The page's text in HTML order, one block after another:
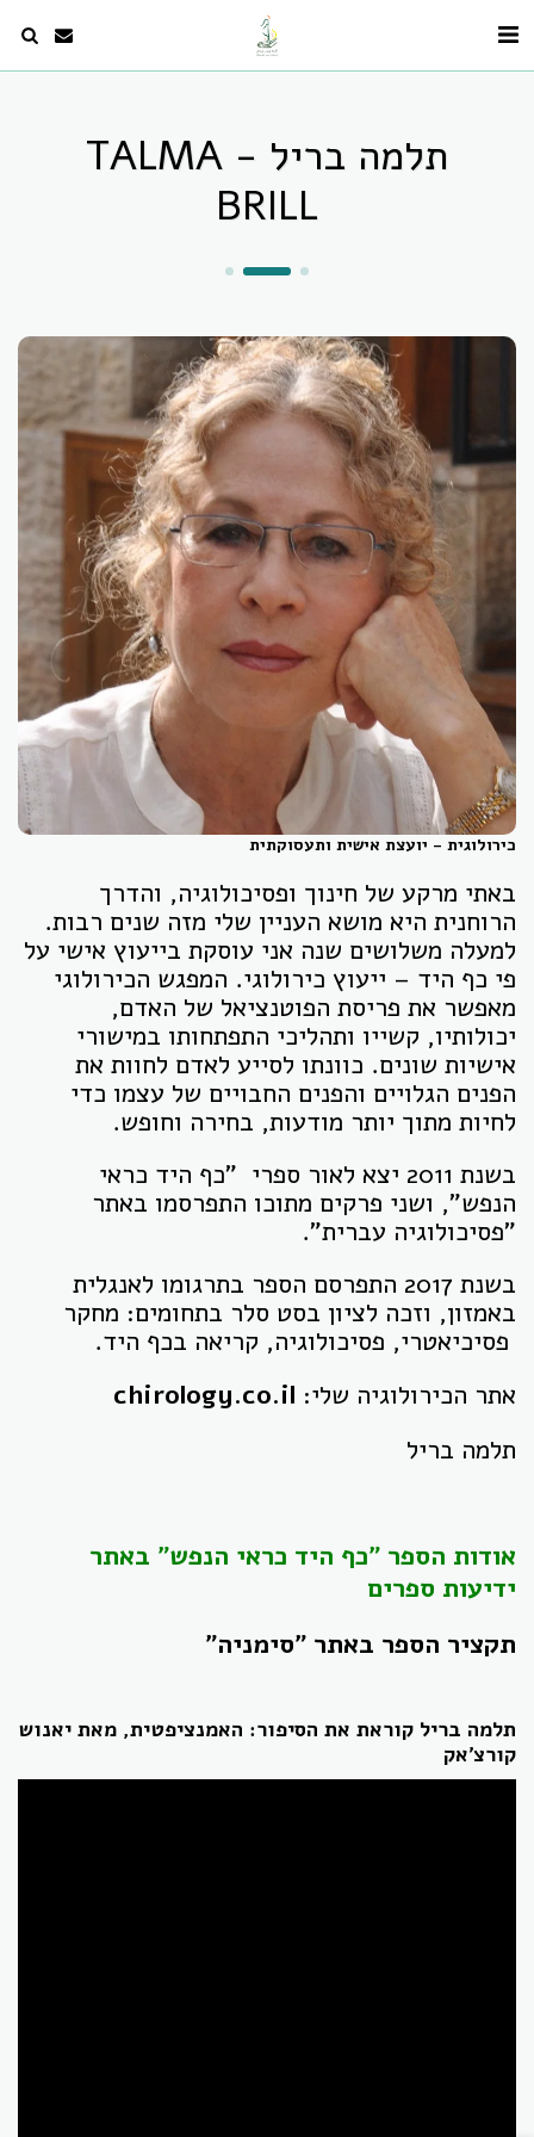
תלמה בריל - TALMA
BRILL
כירולוגית - יועצת אישית ותעסוקתית
באתי מרקע של חינוך ופסיכולוגיה, והדרך
הרוחנית היא מושא העניין שלי מזה שנים רבות.
למעלה משלושים שנה אני עוסקת בייעוץ אישי על
פי כף היד – ייעוץ כירולוגי. המפגש הכירולוגי
מאפשר את פריסת הפוטנציאל של האדם,
יכולותיו, קשייו ותהליכי התפתחותו במישורי
אישיות שונים. כוונתו לסייע לאדם לחוות את
הפנים הגלויים והפנים החבויים של עצמו כדי
לחיות מתוך יותר מודעות, בחירה וחופש.
בשנת 2011 יצא לאור ספרי "כף היד כראי
הנפש", ושני פרקים מתוכו התפרסמו באתר
"פסיכולוגיה עברית".
בשנת 2017 התפרסם הספר בתרגומו לאנגלית
באמזון, וזכה לציון בסט סלר בתחומים: מחקר
פסיכיאטרי, פסיכולוגיה, קריאה בכף היד.
אתר הכירולוגיה שלי: chirology.co.il
תלמה בריל
אודות הספר "כף היד כראי הנפש" באתר
ידיעות ספרים
תקציר הספר באתר "סימניה"
תלמה בריל קוראת את הסיפור: האמנציפטית, מאת יאנוש
קורצ'אק